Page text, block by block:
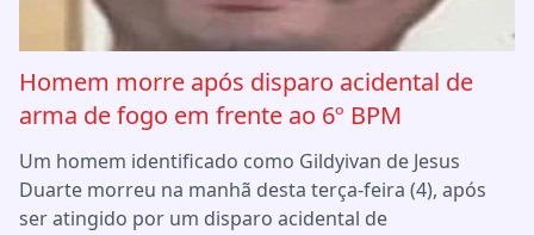
Homem morre após disparo acidental de
arma de fogo em frente ao 6º BPM
Um homem identificado como Gildyivan de Jesus
Duarte morreu na manhã desta terça-feira (4), após
ser atingido por um disparo acidental de